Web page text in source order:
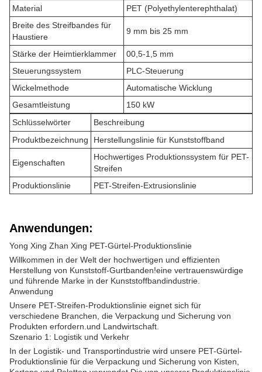
Material
PET (Polyethylenterephthalat)
Breite des Streifbandes für
Haustiere
9 mm bis 25 mm
Stärke der Heimtierklammer
00,5-1,5 mm
Steuerungssystem
PLC-Steuerung
Wickelmethode
Automatische Wicklung
Gesamtleistung
150 kW
Schlüsselwörter
Beschreibung
Produktbezeichnung
Herstellungslinie für Kunststoffband
Eigenschaften
Hochwertiges Produktionssystem für PET-
Streifen
Produktionslinie
PET-Streifen-Extrusionslinie
Anwendungen:
Yong Xing Zhan Xing PET-Gürtel-Produktionslinie
Willkommen in der Welt der hochwertigen und effizienten
Herstellung von Kunststoff-Gurtbanden!eine vertrauenswürdige
und führende Marke in der Kunststoffbandindustrie.
Anwendung
Unsere PET-Streifen-Produktionslinie eignet sich für
verschiedene Branchen, die Verpackung und Sicherung von
Produkten erfordern.und Landwirtschaft.
Szenario 1: Logistik und Verkehr
In der Logistik- und Transportindustrie wird unsere PET-Gürtel-
Produktionslinie für die Verpackung und Sicherung von Kisten,